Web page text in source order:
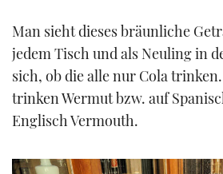
Man sieht dieses bräunliche
jedem Tisch und als Neuling in
sich, ob die alle nur Cola
trinken Wermut bzw. auf
Englisch Vermouth.